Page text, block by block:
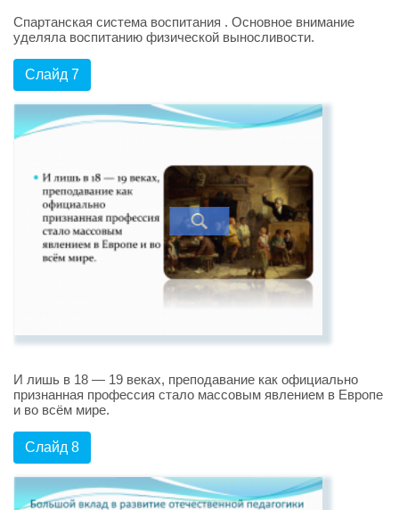
Спартанская система воспитания . Основное внимание
уделяла воспитанию физической выносливости.
Слайд 7
И лишь в 18 — 19 веках, преподавание как официально
признанная профессия стало массовым явлением в Европе
и во всём мире.
Слайд 8